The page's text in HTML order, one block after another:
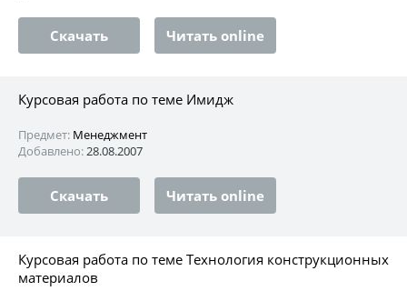
Скачать Читать online
Курсовая работа по теме Имидж
Предмет: Менеджмент
Добавлено:28.08.2007
Скачать Читать online
Курсовая работа по теме Технология конструкционных
материалов